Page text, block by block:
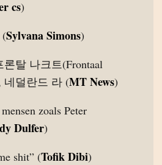
cs)
(Sylvana Simons)
탈 나크트(Frontaal
네덜란드 라 (MT News)
zoals Peter
Dulfer)
shit” (Tofik Dibi)